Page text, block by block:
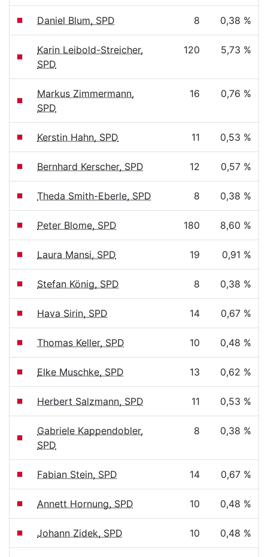
Daniel Blum, SPD 8 0,38 %
Karin Leibold-Streicher,
SPD
120 5,73 %
Markus Zimmermann,
SPD
16 0,76 %
Kerstin Hahn, SPD 11 0,53 %
Bernhard Kerscher, SPD 12 0,57 %
Theda Smith-Eberle, SPD 8 0,38 %
Peter Blome, SPD 180 8,60 %
Laura Mansi, SPD 19 0,91 %
Stefan König, SPD 8 0,38 %
Hava Sirin, SPD 14 0,67 %
Thomas Keller, SPD 10 0,48 %
Elke Muschke, SPD 13 0,62 %
Herbert Salzmann, SPD 11 0,53 %
Gabriele Kappendobler,
SPD
8 0,38 %
Fabian Stein, SPD 14 0,67 %
Annett Hornung, SPD 10 0,48 %
Johann Zidek, SPD 10 0,48 %